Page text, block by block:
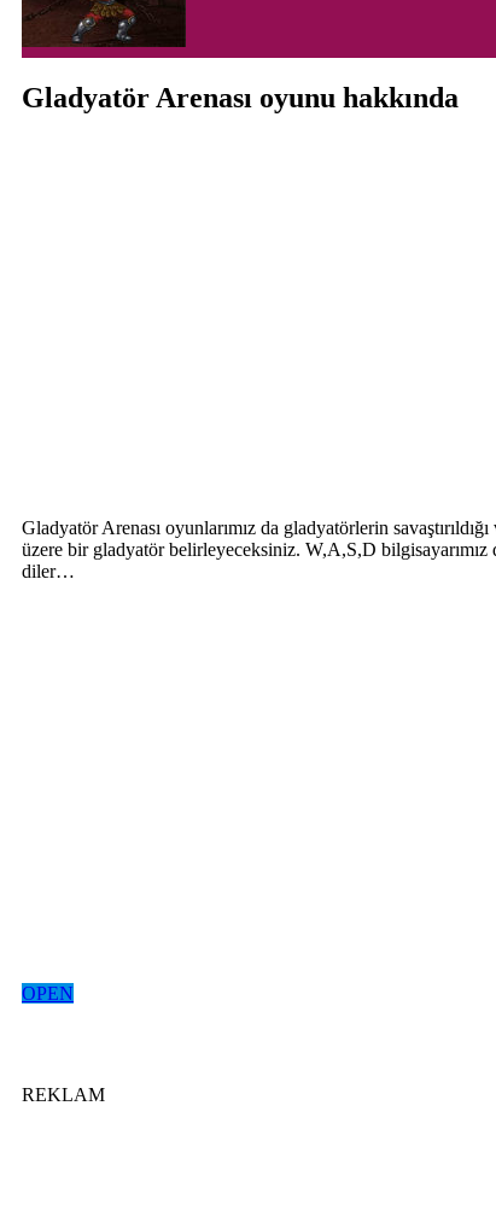
Gladyatör Arenası oyunu hakkında
Gladyatör Arenası oyunlarımız da gladyatörlerin
üzere bir gladyatör belirleyeceksiniz. W,A,S,D bilgisayarımız
diler…
OPEN
REKLAM